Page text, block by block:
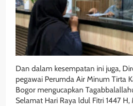
Dan dalam kesempatan ini juga,
pegawai Perumda Air Minum Tirta
Bogor mengucapkan
Selamat Hari Raya ldul Fitri 1447